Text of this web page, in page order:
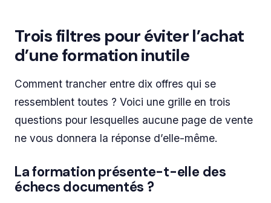
Trois filtres pour éviter l’achat
d’une formation inutile
Comment trancher entre dix offres qui se
ressemblent toutes ? Voici une grille en trois
questions pour lesquelles aucune page de vente
ne vous donnera la réponse d’elle-même.
La formation présente-t-elle des
échecs documentés ?